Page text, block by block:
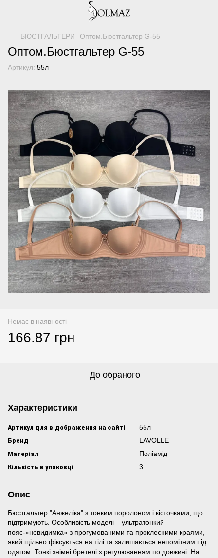
БЮСТГАЛЬТЕРИ Оптом.Бюстгальтер G-55
Оптом.Бюстгальтер G-55
Артикул: 55л
Немає в наявності
166.87 грн
До обраного
Характеристики
Артикул для відображення на сайті 55л
Бренд LAVOLLE
Матеріал Поліамід
Кількість в упаковці 3
Опис
Бюстгальтер "Анжеліка" з тонким поролоном і кісточками, що
підтримують. Особливість моделі – ультратонкий
пояс-«невидимка» з прогумованими та проклеєними краями,
який щільно фіксується на тілі та залишається непомітним під
одягом. Тонкі знімні бретелі з регулюванням по довжині. На